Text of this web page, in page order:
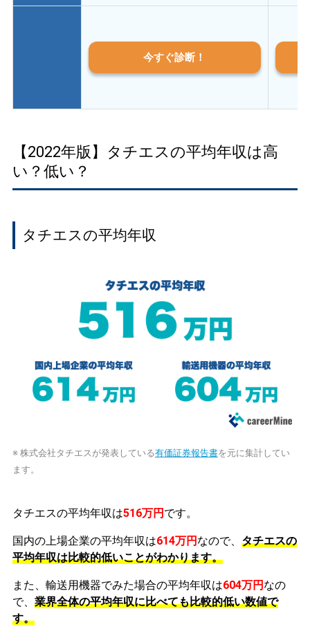
今すぐ診断！
【2022年版】タチエスの平均年収は高
い？低い？
タチエスの平均年収
※ 株式会社タチエスが発表している有価証券報告書を元に集計してい
ます。
タチエスの平均年収は516万円 です。
国内の上場企業の平均年収は614万円 なので、 タチエスの
平均年収は比較的低いことがわかります。
また、輸送用機器でみた場合の平均年収は604万円 なの
で、 業界全体の平均年収に比べても比較的低い数値で
す。